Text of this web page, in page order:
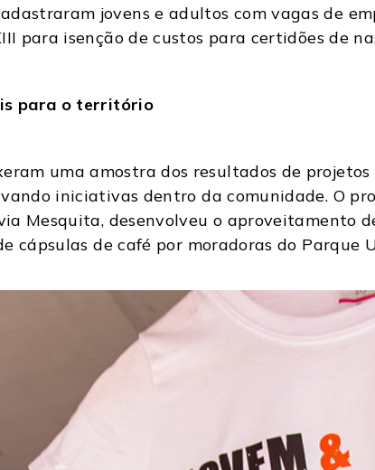
jovens e adultos com vagas de
para isenção de custos para certidões de
para o território
uma amostra dos resultados de
iniciativas dentro da comunidade. O
Mesquita, desenvolveu o aproveitamento
cápsulas de café por moradoras do Parque